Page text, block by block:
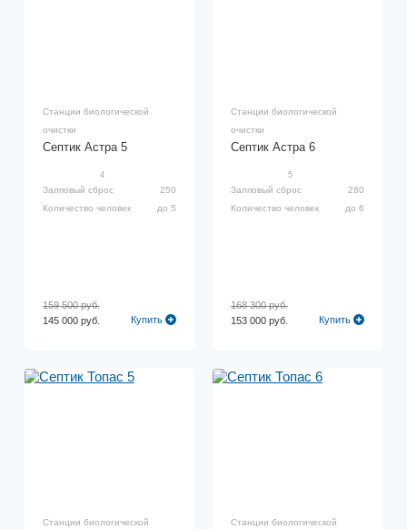
Станции биологической
очистки
Септик Астра 5
4
Залповый сброс
250
Количество человек
до 5
145 000 руб.
159 500 руб.
Купить
Станции биологической
очистки
Септик Астра 6
5
Залповый сброс
280
Количество человек
до 6
153 000 руб.
168 300 руб.
Купить
Станции биологической
Станции биологической